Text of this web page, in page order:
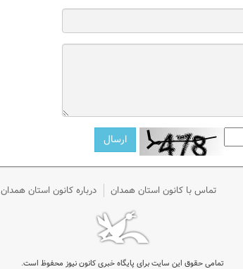
تماس با کانون استان همدان درباره کانون استان همدان
تمامی حقوق این سایت برای پایگاه خبری کانون نیوز محفوظ است.